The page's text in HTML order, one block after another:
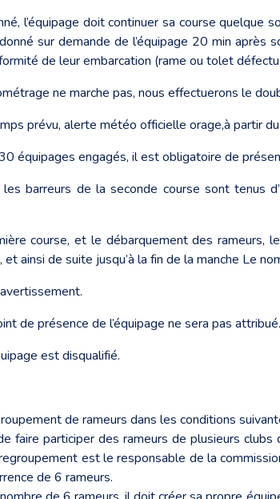
l’équipage doit continuer sa course quelque
sur demande de l’équipage 20 min
de leur embarcation (rame ou tolet
ne marche pas, nous effectuerons le
prévu, alerte météo officielle orage,à partir
équipages engagés, il est obligatoire de
barreurs de la seconde course sont tenus
course, et le débarquement des
ainsi de suite jusqu’à la fin de la manche Le
de présence de l’équipage ne sera pas attribué.
est disqualifié.
de rameurs dans les conditions
faire participer des rameurs de plusieurs
est le responsable de la
de 6 rameurs.